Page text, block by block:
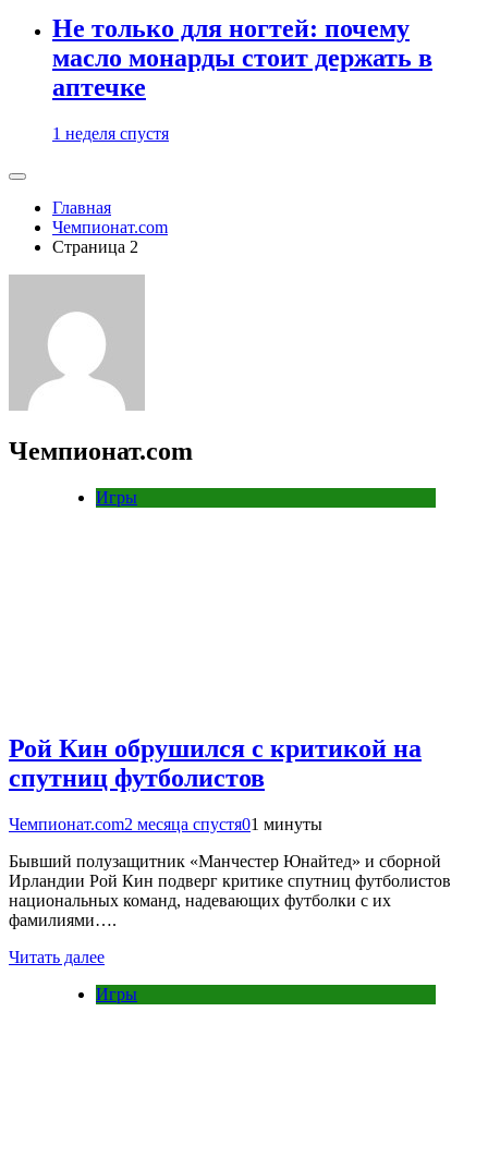
Не только для ногтей: почему
масло монарды стоит держать в
аптечке
1 неделя спустя
Главная
Чемпионат.com
Страница 2
Чемпионат.com
Игры
Рой Кин обрушился с критикой на
спутниц футболистов
Чемпионат.com2 месяца спустя01 минуты
Бывший полузащитник «Манчестер Юнайтед» и сборной
Ирландии Рой Кин подверг критике спутниц футболистов
национальных команд, надевающих футболки с их
фамилиями….
Читать далее
Игры